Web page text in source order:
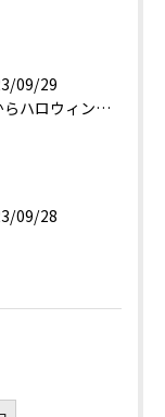
09/29
本日からハロウィン限定商品としておばけパン(チョコレートクリ...
09/28